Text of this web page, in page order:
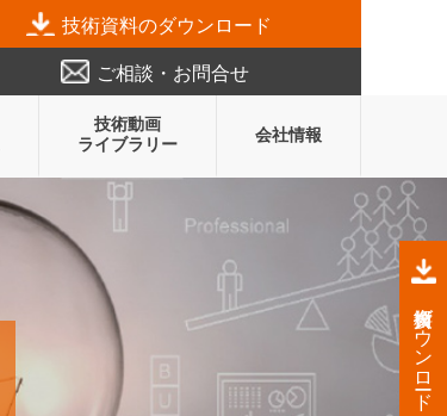
技術資料のダウンロード
ご相談・お問合せ
技術動画
ライブラリー
会社情報
技術資料ダウンロード